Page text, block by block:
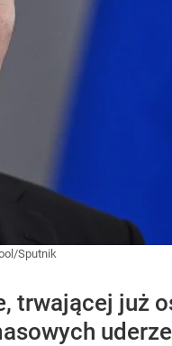
Sputnik
trwającej już